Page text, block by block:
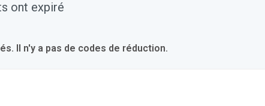
ont expiré
Il n'y a pas de codes de réduction.